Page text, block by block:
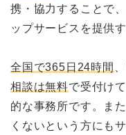
携・協力することで
ップサービスを提供
全国で365日24時間
相談は無料で受付け
的な事務所です。ま
くないという方にも